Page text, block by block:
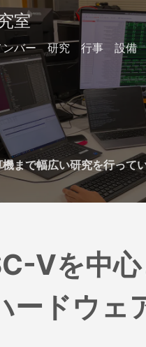
室
ンバー 研究 行事 設備
まで幅広い研究を行ってい
Vを中
ードウェ